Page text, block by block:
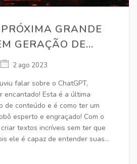
GRANDE
GERAÇÃO DE
2 ago 2023
falar sobre o ChatGPT,
encantado! Esta é a última
de conteúdo e é como ter um
esperto e engraçado! Com o
textos incríveis sem ter que
ele é capaz de entender suas
criativo que sempre tem a